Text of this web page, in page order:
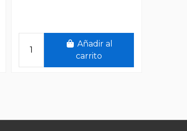
Añadir al
carrito